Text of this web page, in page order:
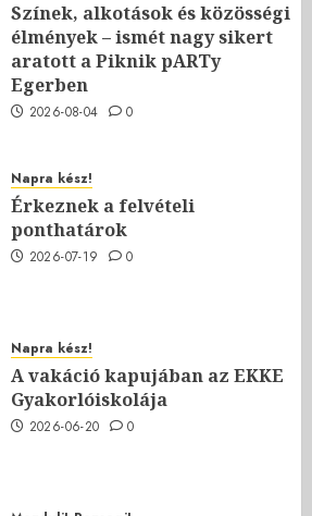
Színek, alkotások és közösségi
élmények – ismét nagy sikert
aratott a Piknik pARTy
Egerben
2026-08-04 0
Napra kész!
Érkeznek a felvételi
ponthatárok
2026-07-19 0
Napra kész!
A vakáció kapujában az EKKE
Gyakorlóiskolája
2026-06-20 0